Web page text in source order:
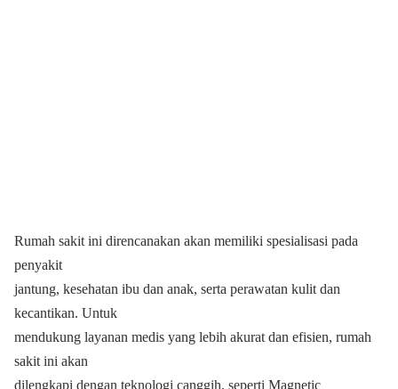
Rumah sakit ini direncanakan akan memiliki spesialisasi pada
penyakit
jantung, kesehatan ibu dan anak, serta perawatan kulit dan
kecantikan. Untuk
mendukung layanan medis yang lebih akurat dan efisien, rumah
sakit ini akan
dilengkapi dengan teknologi canggih, seperti Magnetic